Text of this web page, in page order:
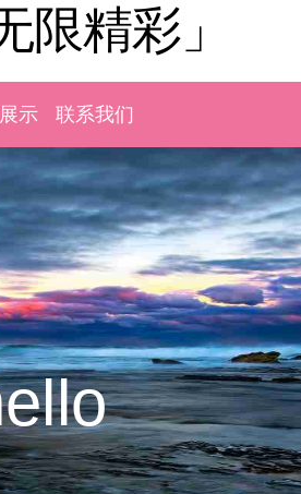
精彩」
示 联系我们